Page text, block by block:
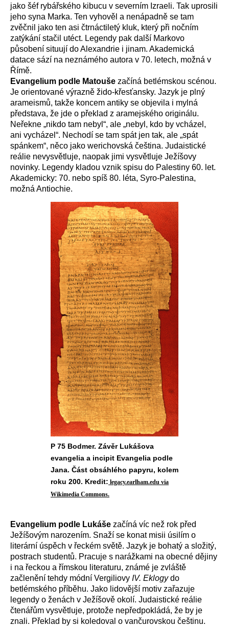
jako šéf rybářského kibucu v severním Izraeli. Tak uprosili
jeho syna Marka. Ten vyhověl a nenápadně se tam
zvěčnil jako ten asi čtrnáctiletý kluk, který při nočním
zatýkání stačil utéct. Legendy pak další Markovo
působení situují do Alexandrie i jinam. Akademická
datace sází na neznámého autora v 70. letech, možná v
Římě.
Evangelium podle Matouše začíná betlémskou scénou.
Je orientované výrazně žido-křesťansky. Jazyk je plný
arameismů, takže koncem antiky se objevila i mylná
představa, že jde o překlad z aramejského originálu.
Neřekne „nikdo tam nebyl“, ale „nebyl, kdo by vcházel,
ani vycházel“. Nechodí se tam spát jen tak, ale „spát
spánkem“, něco jako werichovská čeština. Judaistické
reálie nevysvětluje, naopak jimi vysvětluje Ježíšovy
novinky. Legendy kladou vznik spisu do Palestiny 60. let.
Akademicky: 70. nebo spíš 80. léta, Syro-Palestina,
možná Antiochie.
P 75 Bodmer. Závěr Lukášova
evangelia a incipit Evangelia podle
Jana. Část obsáhlého papyru, kolem
roku 200. Kredit: legacy.earlham.edu via
Wikimedia Commons.
Evangelium podle Lukáše začíná víc než rok před
Ježíšovým narozením. Snaží se konat misii úsilím o
literární úspěch v řeckém světě. Jazyk je bohatý a složitý,
postrach studentů. Pracuje s narážkami na obecné dějiny
i na řeckou a římskou literaturu, známé je zvláště
začlenění tehdy módní Vergiliovy IV. Eklogydo
betlémského příběhu. Jako lidovější motiv zařazuje
legendy o ženách v Ježíšově okolí. Judaistické reálie
čtenářům vysvětluje, protože nepředpokládá, že by je
znali. Překlad by si koledoval o vančurovskou češtinu.